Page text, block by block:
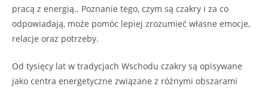
pracą z energią.. Poznanie tego, czym są czakry i za co
odpowiadają, może pomóc lepiej zrozumieć własne emocje,
relacje oraz potrzeby.
Od tysięcy lat w tradycjach Wschodu czakry są opisywane
jako centra energetyczne związane z różnymi obszarami